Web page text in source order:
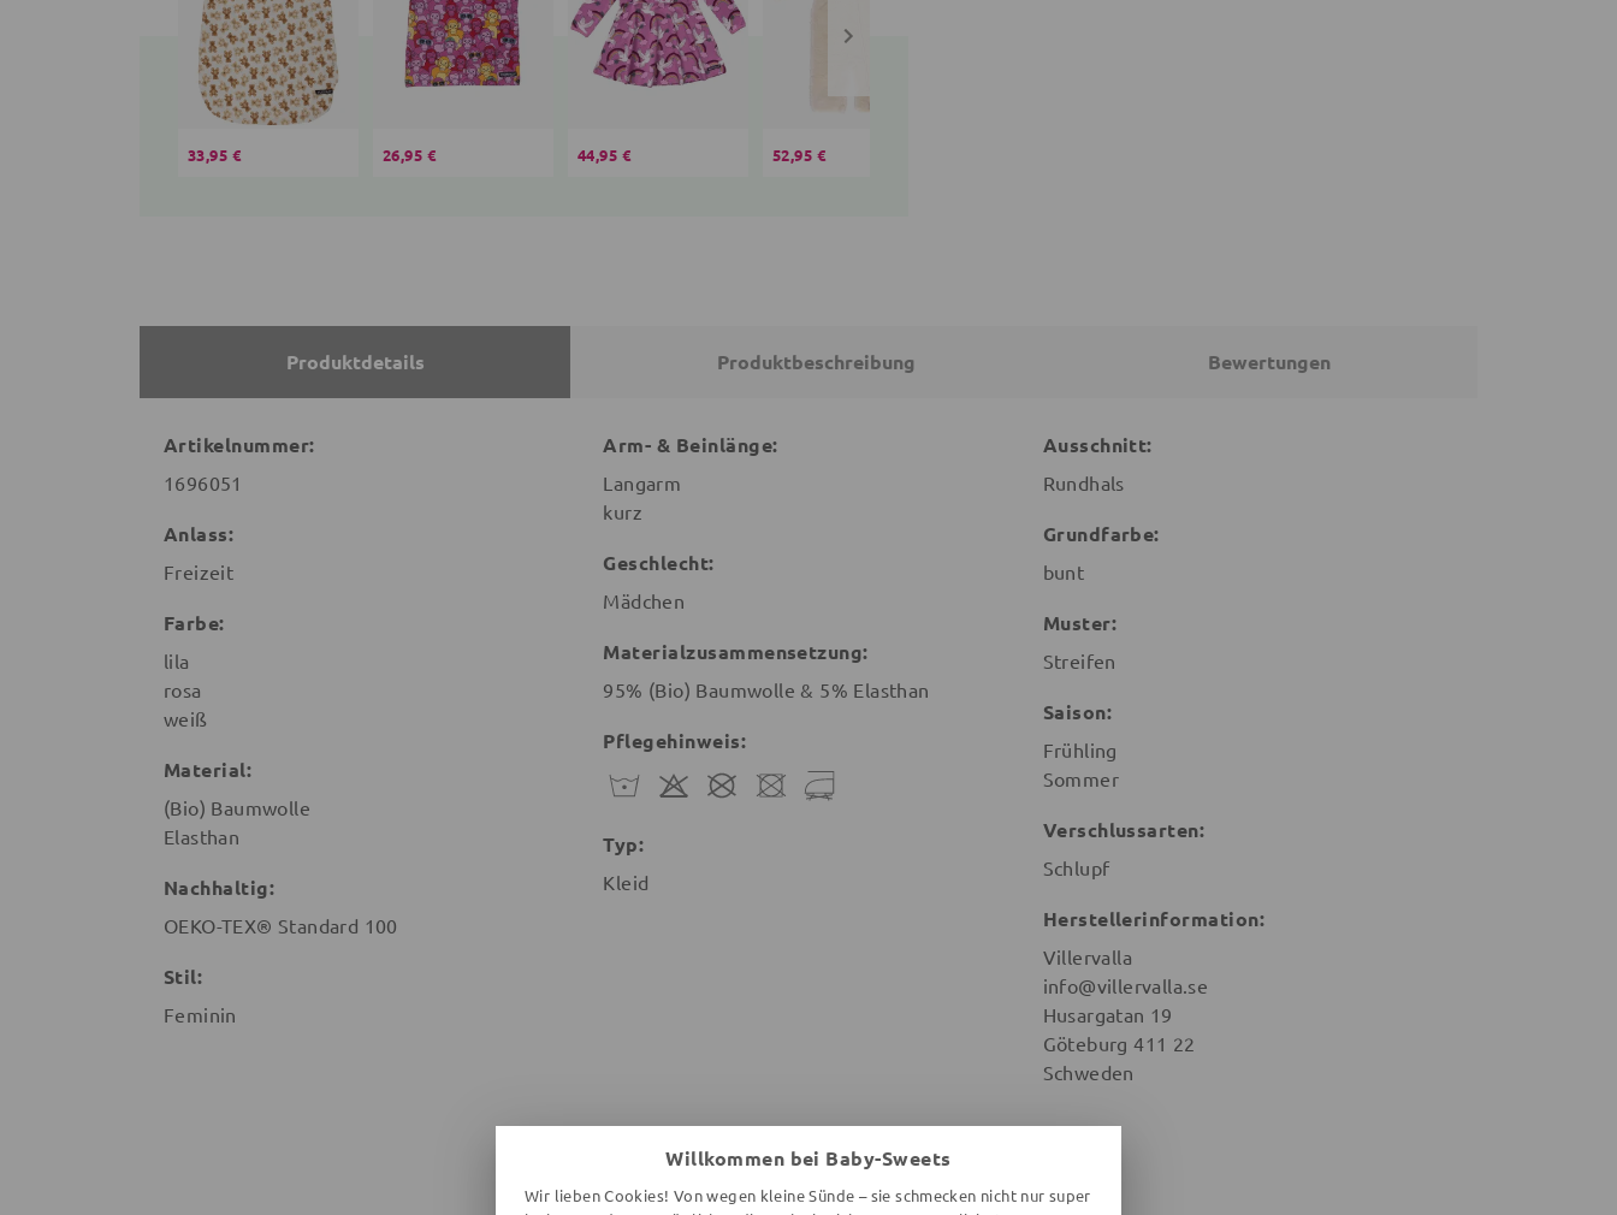
33,95 € 26,95 € 44,95 € 52,95 €
Produktdetails Produktbeschreibung Bewertungen
Artikelnummer:
1696051
Anlass:
Freizeit
Farbe:
lila
rosa
weiß
Material:
(Bio) Baumwolle
Elasthan
Nachhaltig:
OEKO-TEX® Standard 100
Stil:
Feminin
Arm- & Beinlänge:
Langarm
kurz
Geschlecht:
Mädchen
Materialzusammensetzung:
95% (Bio) Baumwolle & 5% Elasthan
Pflegehinweis:
Typ:
Kleid
Ausschnitt:
Rundhals
Grundfarbe:
bunt
Muster:
Streifen
Saison:
Frühling
Sommer
Verschlussarten:
Schlupf
Herstellerinformation:
Villervalla
info@villervalla.se
Husargatan 19
Göteburg 411 22
Schweden
Willkommen bei Baby-Sweets
Wir lieben Cookies! Von wegen kleine Sünde – sie schmecken nicht nur super